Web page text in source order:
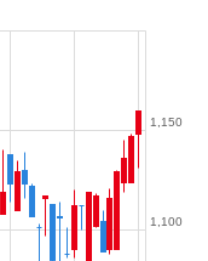
1,100
1,150